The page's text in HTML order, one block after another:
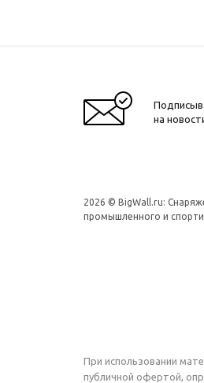
на
2026 © BigWall.ru:
промышленного и
При использовании
публичной офертой,